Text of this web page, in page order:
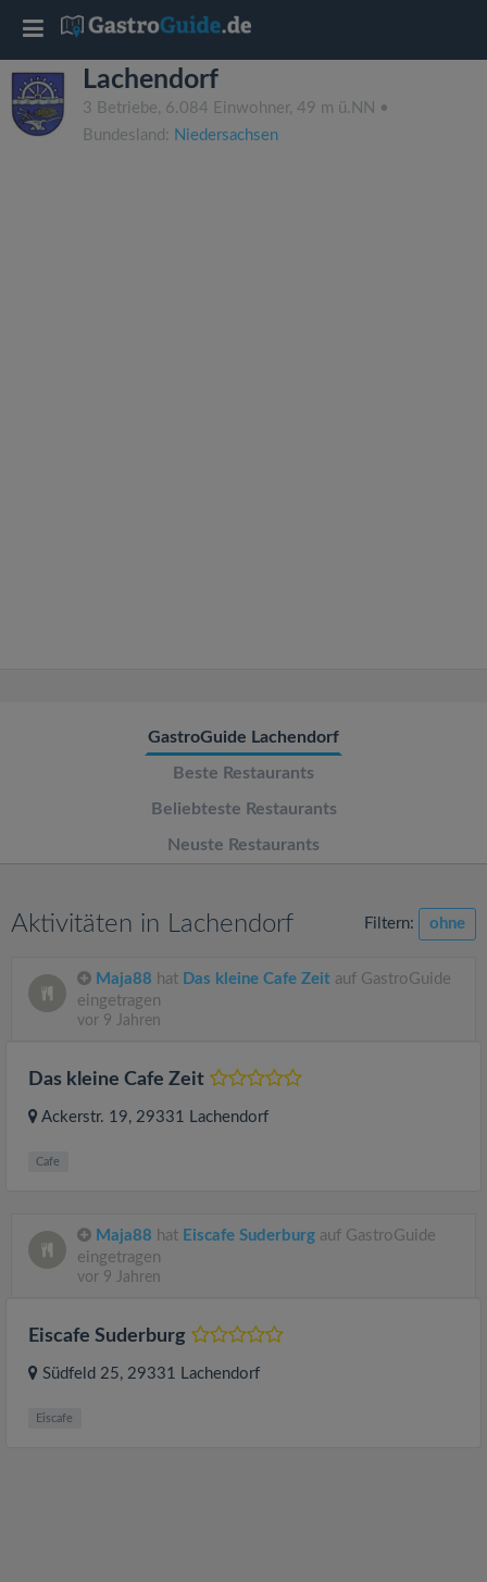
Lachendorf
3 Betriebe, 6.084 Einwohner, 49 m ü.NN •
Bundesland: Niedersachsen
GastroGuide Lachendorf
Beste Restaurants
Beliebteste Restaurants
Neuste Restaurants
Aktivitäten in Lachendorf Filtern: ohne
Maja88 hat Das kleine Cafe Zeit auf GastroGuide
eingetragen
vor 9 Jahren
Das kleine Cafe Zeit
Ackerstr. 19, 29331 Lachendorf
Cafe
Maja88 hat Eiscafe Suderburg auf GastroGuide
eingetragen
vor 9 Jahren
Eiscafe Suderburg
Südfeld 25, 29331 Lachendorf
Eiscafe
T
o